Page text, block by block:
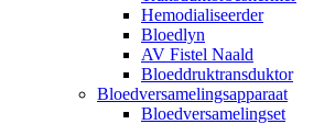
Hemodialiseerder
Bloedlyn
AV Fistel Naald
Bloeddruktransduktor
Bloedversamelingsapparaat
Bloedversamelingset